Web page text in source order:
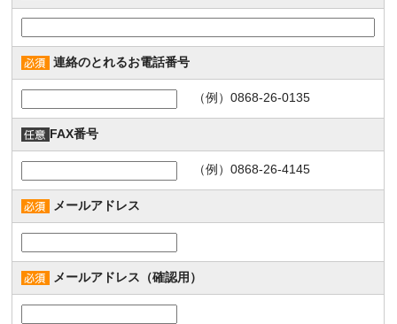
連絡のとれるお電話番号
（例）0868-26-0135
FAX番号
（例）0868-26-4145
メールアドレス
メールアドレス（確認用）